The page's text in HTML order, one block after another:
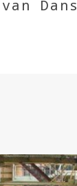
Dans